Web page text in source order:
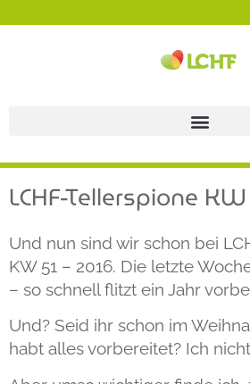
LCHF-Tellerspione
Und nun sind wir schon bei
KW 51 – 2016. Die letzte
– so schnell flitzt ein Jahr
Und? Seid ihr schon im
habt alles vorbereitet? Ich